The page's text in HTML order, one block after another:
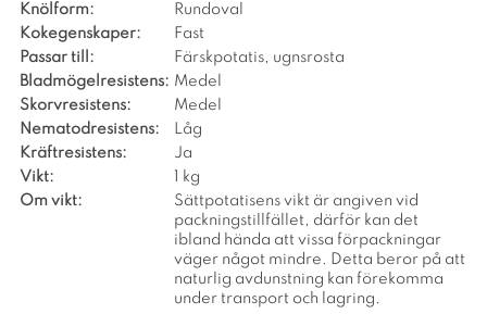
Knölform:
Rundoval
Kokegenskaper:
Fast
Passar till:
Färskpotatis, ugnsrosta
Bladmögelresistens: Medel
Skorvresistens:
Medel
Nematodresistens:
Låg
Kräftresistens:
Ja
Vikt:
1 kg
Om vikt:
Sättpotatisens vikt är angiven vid
packningstillfället, därför kan det
ibland hända att vissa förpackningar
väger något mindre. Detta beror på att
naturlig avdunstning kan förekomma
under transport och lagring.